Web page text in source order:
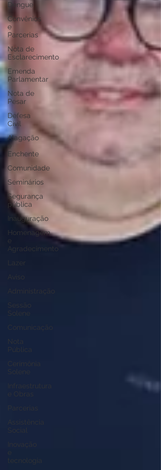
Dengue
Convênios
e
Parcerias
Nota de
Esclarecimento
Emenda
Parlamentar
Nota de
Pesar
Defesa
Civil
Alagação
e
Enchente
Comunidade
Seminários
Segurança
pública
Inauguração
Homenagem
e
Agradecimento
Lazer
Aviso
Administração
Sessão
Solene
Comunicação
Nota
Pública
Cerimônia
Solene
Infraestrutura
e Obras
Parcerias
Assistência
Social
Inovação
e
tecnologia